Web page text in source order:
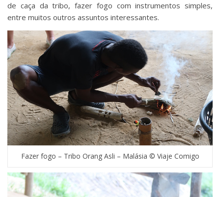
de caça da tribo, fazer fogo com instrumentos simples,
entre muitos outros assuntos interessantes.
Fazer fogo – Tribo Orang Asli – Malásia © Viaje Comigo